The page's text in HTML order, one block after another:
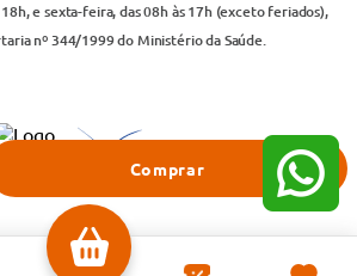
Comprar
e sexta-feira, das 08h às 17h (exceto feriados),
nº 344/1999 do Ministério da Saúde.